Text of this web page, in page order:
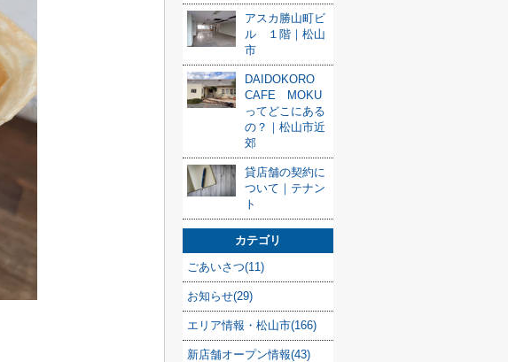
アスカ勝山町ビ
ル １階｜松山
市
DAIDOKORO
CAFE MOKU
ってどこにある
の？｜松山市近
郊
貸店舗の契約に
ついて｜テナン
ト
カテゴリ
ごあいさつ(11)
お知らせ(29)
エリア情報・松山市(166)
新店舗オープン情報(43)